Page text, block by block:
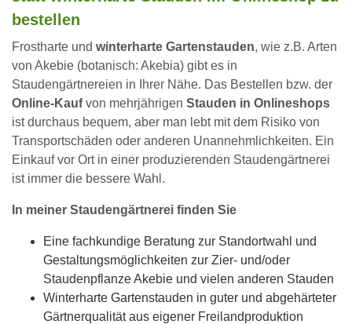
bestellen
Frostharte und winterharte Gartenstauden, wie z.B. Arten
von Akebie (botanisch: Akebia) gibt es in
Staudengärtnereien in Ihrer Nähe. Das Bestellen bzw. der
Online-Kaufvon mehrjährigen Stauden in Onlineshops
ist durchaus bequem, aber man lebt mit dem Risiko von
Transportschäden oder anderen Unannehmlichkeiten. Ein
Einkauf vor Ort in einer produzierenden Staudengärtnerei
ist immer die bessere Wahl.
In meiner Staudengärtnerei finden Sie
Eine fachkundige Beratung zur Standortwahl und
Gestaltungsmöglichkeiten zur Zier- und/oder
Staudenpflanze Akebie und vielen anderen Stauden
Winterharte Gartenstauden in guter und abgehärteter
Gärtnerqualität aus eigener Freilandproduktion